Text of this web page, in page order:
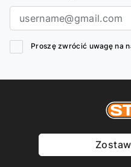
Proszę zwrócić uwagę na